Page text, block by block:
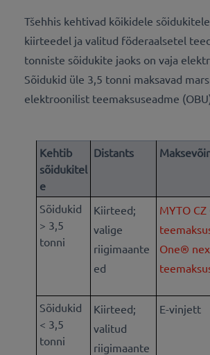
Tšehhis kehtivad kõikidele
kiirteedel ja valitud föderaalsetel
tonniste sõidukite jaoks on vaja
Sõidukid üle 3,5 tonni maksavad
elektroonilist teemaksuseadme
Kehtib
sõidukitel
e
Distants
Sõidukid
> 3,5
tonni
Kiirteed;
valige
riigimaante
ed
MYTO CZ
One®
Sõidukid
< 3,5
tonni
Kiirteed;
valitud
riigimaante
E-vinjett